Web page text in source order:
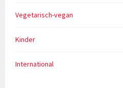
Vegetarisch-vegan
Kinder
International